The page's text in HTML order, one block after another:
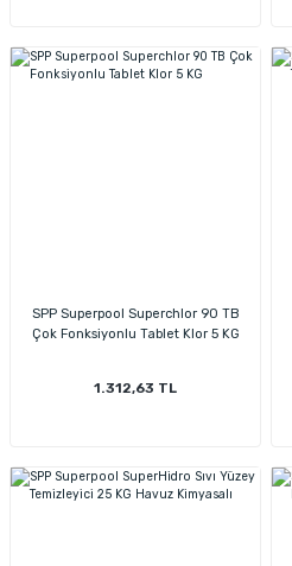
SPP Superpool Superchlor 90 TB
Çok Fonksiyonlu Tablet Klor 5 KG
1.312,63 TL